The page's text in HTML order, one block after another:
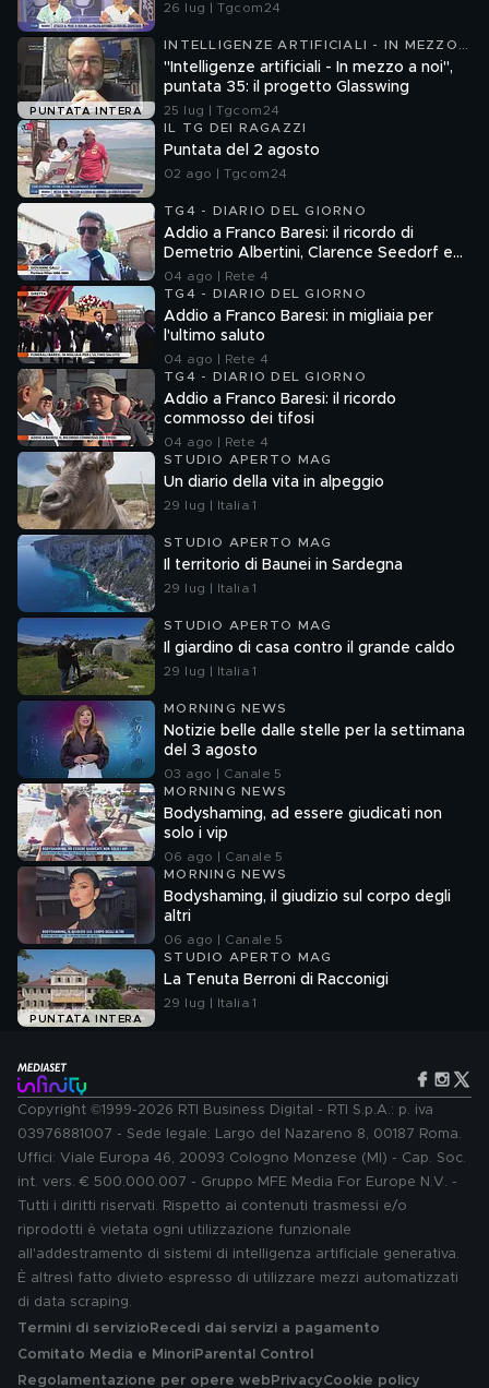
26 lug | Tgcom24
PUNTATA INTERA
INTELLIGENZE ARTIFICIALI - IN MEZZO
A NOI
"Intelligenze artificiali - In mezzo a noi",
puntata 35: il progetto Glasswing
25 lug | Tgcom24
IL TG DEI RAGAZZI
Puntata del 2 agosto
02 ago | Tgcom24
TG4 - DIARIO DEL GIORNO
Addio a Franco Baresi: il ricordo di
Demetrio Albertini, Clarence Seedorf e
Giovanni Galli
04 ago | Rete 4
TG4 - DIARIO DEL GIORNO
Addio a Franco Baresi: in migliaia per
l'ultimo saluto
04 ago | Rete 4
TG4 - DIARIO DEL GIORNO
Addio a Franco Baresi: il ricordo
commosso dei tifosi
04 ago | Rete 4
STUDIO APERTO MAG
Un diario della vita in alpeggio
29 lug | Italia 1
STUDIO APERTO MAG
Il territorio di Baunei in Sardegna
29 lug | Italia 1
STUDIO APERTO MAG
Il giardino di casa contro il grande caldo
29 lug | Italia 1
MORNING NEWS
Notizie belle dalle stelle per la settimana
del 3 agosto
03 ago | Canale 5
MORNING NEWS
Bodyshaming, ad essere giudicati non
solo i vip
06 ago | Canale 5
MORNING NEWS
Bodyshaming, il giudizio sul corpo degli
altri
06 ago | Canale 5
PUNTATA INTERA
STUDIO APERTO MAG
La Tenuta Berroni di Racconigi
29 lug | Italia 1
Copyright ©1999-2026 RTI Business Digital - RTI S.p.A.: p. iva
03976881007 - Sede legale: Largo del Nazareno 8, 00187 Roma.
Uffici: Viale Europa 46, 20093 Cologno Monzese (MI) - Cap. Soc.
int. vers. € 500.000.007 - Gruppo MFE Media For Europe N.V. -
Tutti i diritti riservati. Rispetto ai contenuti trasmessi e/o
riprodotti è vietata ogni utilizzazione funzionale
all'addestramento di sistemi di intelligenza artificiale generativa.
È altresì fatto divieto espresso di utilizzare mezzi automatizzati
di data scraping.
Termini di servizio Recedi dai servizi a pagamento
Comitato Media e MinoriParental Control
Regolamentazione per opere web PrivacyCookie policy